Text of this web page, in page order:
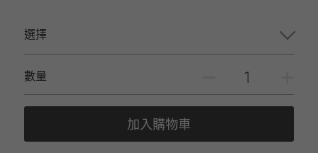
選擇
數量
加入購物車